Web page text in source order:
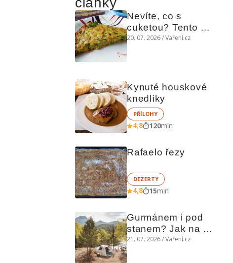
Nevíte, co s
cuketou? Tento
levný slaný koláč
20. 07. 2026 / Vaření.cz
Reklama
Kynuté houskové
knedlíky
PŘÍLOHY
4,8 120min
Rafaelo řezy
DEZERTY
4,8 15min
Gurmánem i pod
stanem? Jak na
polní kuchyni a na
21. 07. 2026 / Vaření.cz